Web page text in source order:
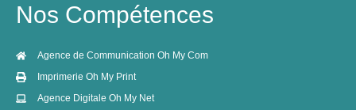
b
o
k
a
r
a
m
e
i
Nos Compétences
Agence de Communication Oh My Com
Imprimerie Oh My Print
Agence Digitale Oh My Net